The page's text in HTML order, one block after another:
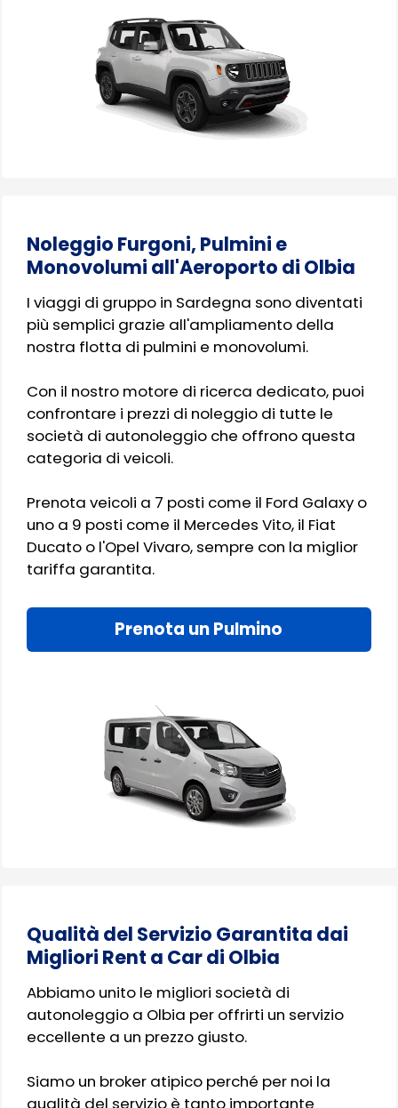
Noleggio Furgoni, Pulmini e
Monovolumi all'Aeroporto di Olbia
I viaggi di gruppo in Sardegna sono diventati
più semplici grazie all'ampliamento della
nostra flotta di pulmini e monovolumi.
Con il nostro motore di ricerca dedicato, puoi
confrontare i prezzi di noleggio di tutte le
società di autonoleggio che offrono questa
categoria di veicoli.
Prenota veicoli a 7 posti come il Ford Galaxy o
uno a 9 posti come il Mercedes Vito, il Fiat
Ducato o l'Opel Vivaro, sempre con la miglior
tariffa garantita.
Prenota un Pulmino
Qualità del Servizio Garantita dai
Migliori Rent a Car di Olbia
Abbiamo unito le migliori società di
autonoleggio a Olbia per offrirti un servizio
eccellente a un prezzo giusto.
Siamo un broker atipico perché per noi la
qualità del servizio è tanto importante